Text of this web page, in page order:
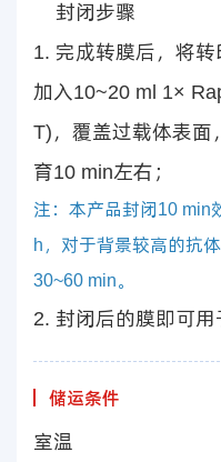
封闭步骤
1. 完成转膜后，将转
加入10~20 ml 1×
T)，覆盖过载体表面
育10 min左右；
注：本产品封闭10 min
h，对于背景较高的抗
30~60 min。
2. 封闭后的膜即可用
储运条件
室温